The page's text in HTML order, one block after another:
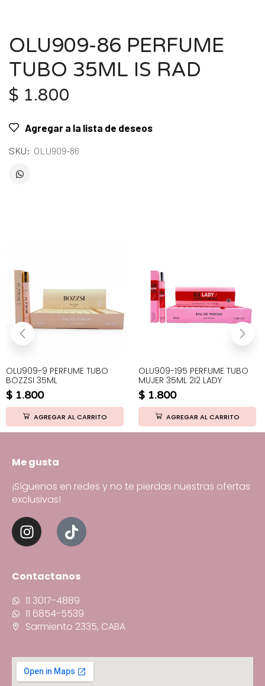
OLU909-86 PERFUME
TUBO 35ML IS RAD
$ 1.800
Agregar a la lista de deseos
SKU: OLU909-86
OLU909-9 PERFUME TUBO
BOZZSI 35ML
$ 1.800
AGREGAR AL CARRITO
OLU909-195 PERFUME TUBO
MUJER 35ML 2I2 LADY
$ 1.800
AGREGAR AL CARRITO
Me gusta
¡Síguenos en redes y no te pierdas nuestras ofertas
exclusivas!
Contactanos
11 3017-4889
11 6854-5539
Sarmiento 2335, CABA